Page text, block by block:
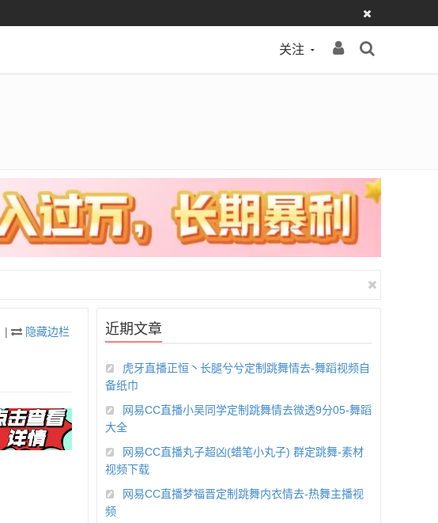
关注
| 隐藏边栏 近期文章
虎牙直播正恒丶长腿兮兮定制跳舞情去-舞蹈视频自
备纸巾
网易CC直播小吴同学定制跳舞情去微透9分05-舞蹈
大全
网易CC直播丸子超凶(蜡笔小丸子) 群定跳舞-素材
视频下载
网易CC直播梦福晋定制跳舞内衣情去-热舞主播视
频